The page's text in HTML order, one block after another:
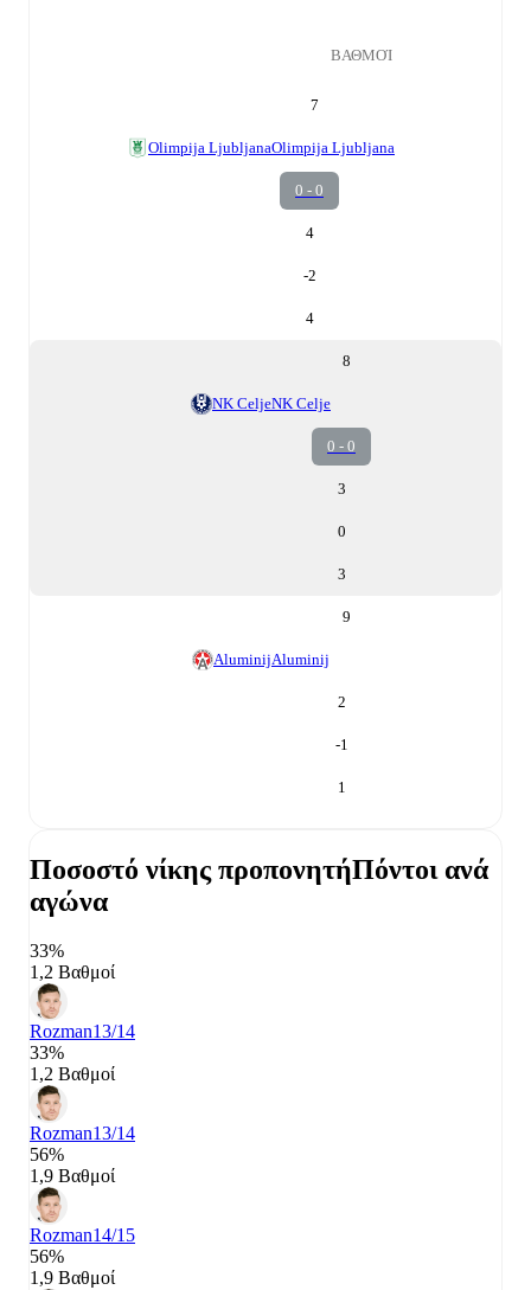
ΒΑΘΜΟΊ
7
Olimpija LjubljanaOlimpija Ljubljana
0 - 0
4
-2
4
8
NK CeljeNK Celje
0 - 0
3
0
3
9
AluminijAluminij
2
-1
1
Ποσοστό νίκης προπονητήΠόντοι ανά
αγώνα
33%
1,2 Βαθμοί
Rozman13/14
33%
1,2 Βαθμοί
Rozman13/14
56%
1,9 Βαθμοί
Rozman14/15
56%
1,9 Βαθμοί